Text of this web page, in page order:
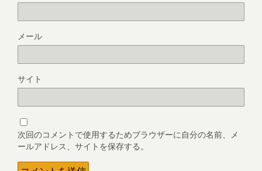
メール
サイト
次回のコメントで使用するためブラウザーに自分の名前、メ
ールアドレス、サイトを保存する。